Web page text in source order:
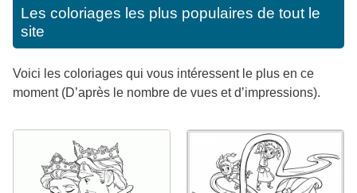
Les coloriages les plus populaires de tout le
site
Voici les coloriages qui vous intéressent le plus en ce
moment (D’après le nombre de vues et d’impressions).